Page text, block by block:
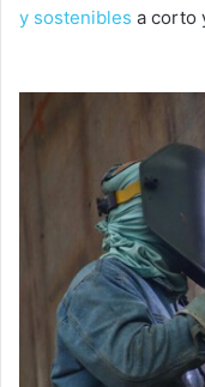
y sostenibles a corto